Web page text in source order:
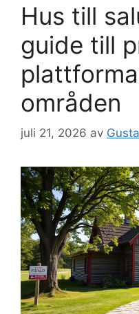
Hus till
guide till
områden
juli 21, 2026 av